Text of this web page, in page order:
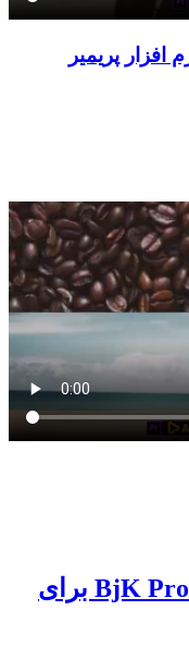
پریمیر
دانلود پریست BjK Productions برای